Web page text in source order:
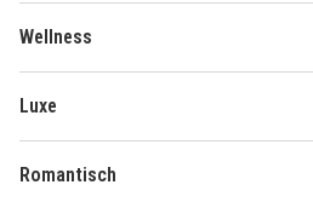
Wellness
Luxe
Romantisch